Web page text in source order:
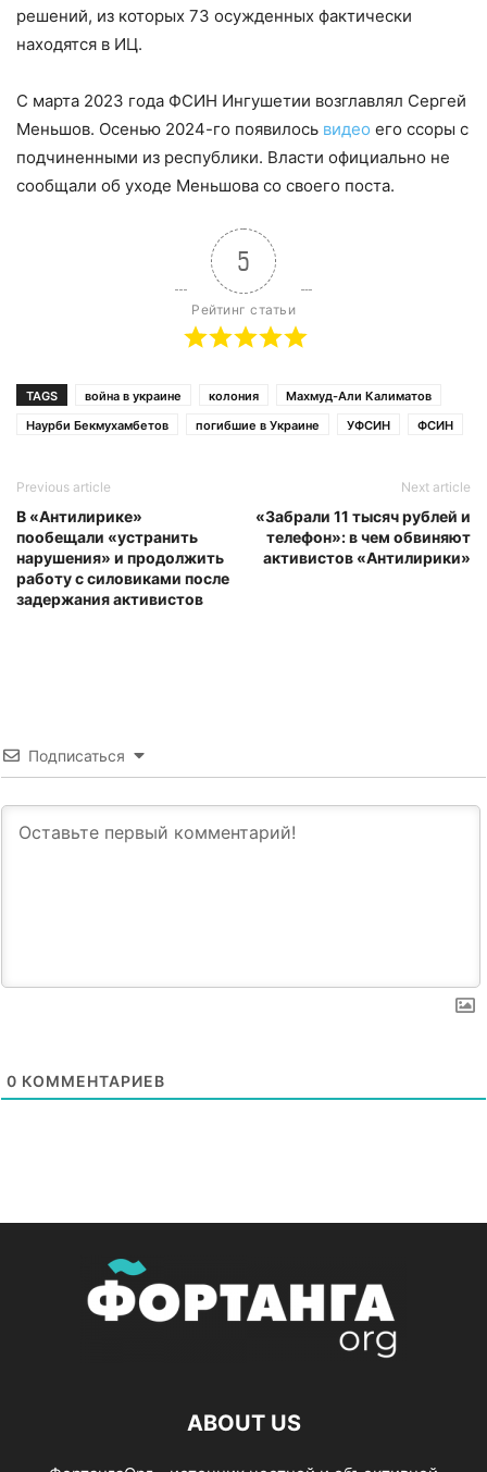
решений, из которых 73 осужденных фактически
находятся в ИЦ.
С марта 2023 года ФСИН Ингушетии возглавлял Сергей
Меньшов. Осенью 2024-го появилось видео его ссоры с
подчиненными из республики. Власти официально не
сообщали об уходе Меньшова со своего поста.
5
Рейтинг статьи
TAGS война в украине колония
Махмуд-Али Калиматов
Наурби Бекмухамбетов
погибшие в Украине УФСИН ФСИН
Previous article
В «Антилирике»
пообещали «устранить
нарушения» и продолжить
работу с силовиками после
задержания активистов
Next article
«Забрали 11 тысяч рублей и
телефон»: в чем обвиняют
активистов «Антилирики»
Подписаться
0 КОММЕНТАРИЕВ
ABOUT US